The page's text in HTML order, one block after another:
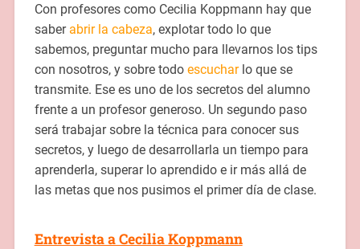
Con profesores como Cecilia Koppmann hay que
saber abrir la cabeza, explotar todo lo que
sabemos, preguntar mucho para llevarnos los tips
con nosotros, y sobre todo escucharlo que se
transmite. Ese es uno de los secretos del alumno
frente a un profesor generoso. Un segundo paso
será trabajar sobre la técnica para conocer sus
secretos, y luego de desarrollarla un tiempo para
aprenderla, superar lo aprendido e ir más allá de
las metas que nos pusimos el primer día de clase.
Entrevista a Cecilia Koppmann